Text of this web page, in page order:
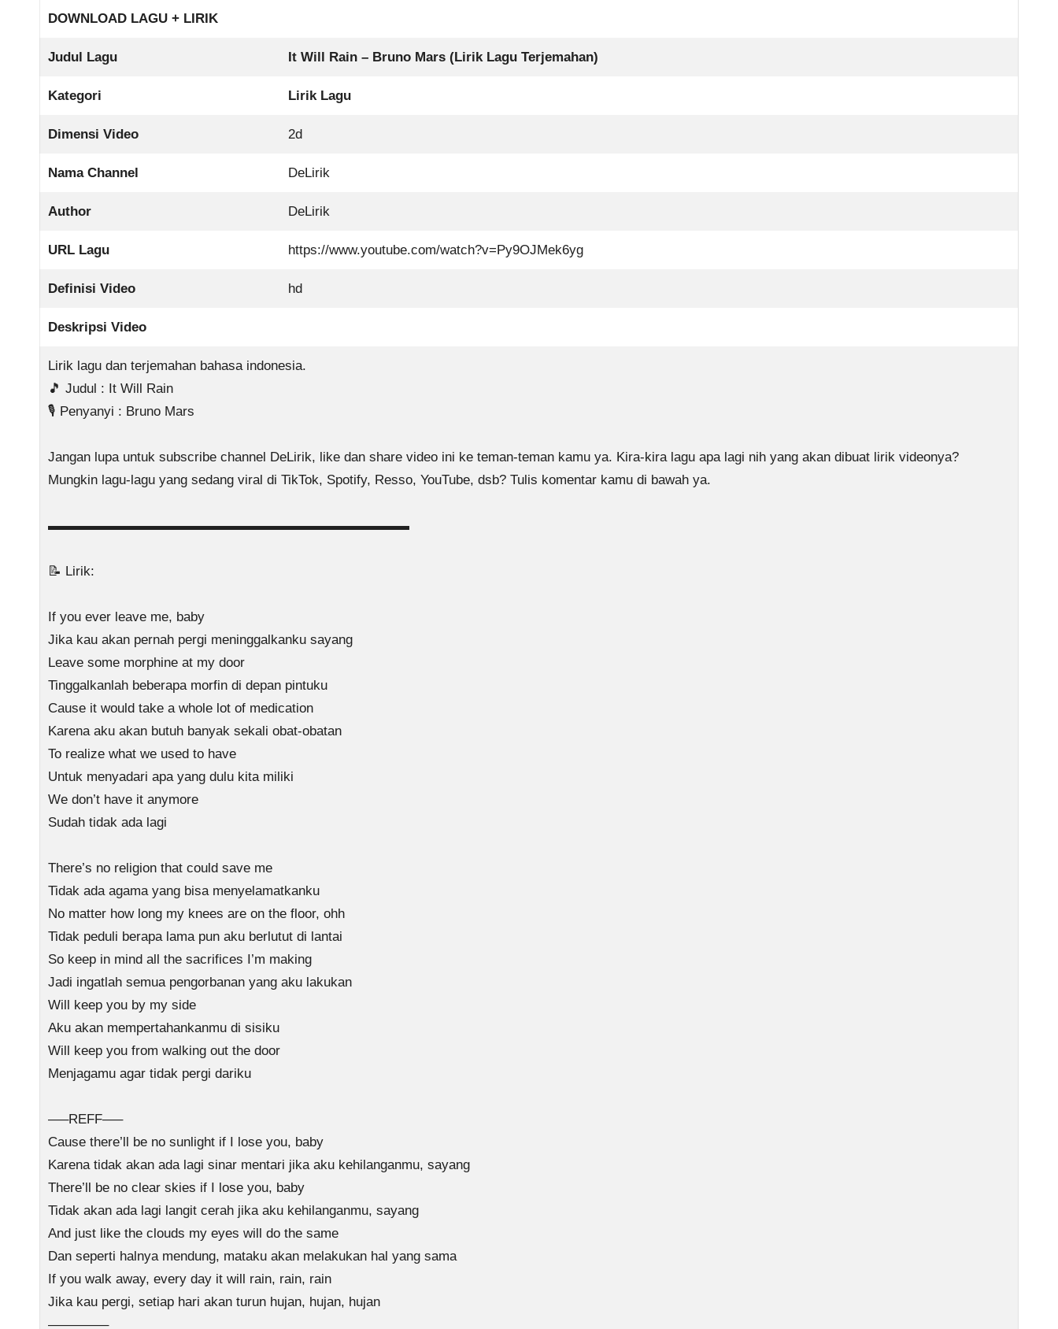
DOWNLOAD LAGU + LIRIK
Judul Lagu It Will Rain – Bruno Mars (Lirik Lagu Terjemahan)
Kategori Lirik Lagu
Dimensi Video 2d
Nama Channel DeLirik
Author DeLirik
URL Lagu https://www.youtube.com/watch?v=Py9OJMek6yg
Definisi Video hd
Deskripsi Video
Lirik lagu dan terjemahan bahasa indonesia.
🎵 Judul : It Will Rain
🎙️ Penyanyi : Bruno Mars
Jangan lupa untuk subscribe channel DeLirik, like dan share video ini ke teman-teman kamu ya. Kira-kira lagu apa lagi nih yang akan dibuat lirik videonya?
Mungkin lagu-lagu yang sedang viral di TikTok, Spotify, Resso, YouTube, dsb? Tulis komentar kamu di bawah ya.
▬▬▬▬▬▬▬▬▬▬▬▬▬▬▬▬▬▬▬▬▬▬▬▬▬▬▬
📝 Lirik:
If you ever leave me, baby
Jika kau akan pernah pergi meninggalkanku sayang
Leave some morphine at my door
Tinggalkanlah beberapa morfin di depan pintuku
Cause it would take a whole lot of medication
Karena aku akan butuh banyak sekali obat-obatan
To realize what we used to have
Untuk menyadari apa yang dulu kita miliki
We don’t have it anymore
Sudah tidak ada lagi
There’s no religion that could save me
Tidak ada agama yang bisa menyelamatkanku
No matter how long my knees are on the floor, ohh
Tidak peduli berapa lama pun aku berlutut di lantai
So keep in mind all the sacrifices I’m making
Jadi ingatlah semua pengorbanan yang aku lakukan
Will keep you by my side
Aku akan mempertahankanmu di sisiku
Will keep you from walking out the door
Menjagamu agar tidak pergi dariku
—–REFF—–
Cause there’ll be no sunlight if I lose you, baby
Karena tidak akan ada lagi sinar mentari jika aku kehilanganmu, sayang
There’ll be no clear skies if I lose you, baby
Tidak akan ada lagi langit cerah jika aku kehilanganmu, sayang
And just like the clouds my eyes will do the same
Dan seperti halnya mendung, mataku akan melakukan hal yang sama
If you walk away, every day it will rain, rain, rain
Jika kau pergi, setiap hari akan turun hujan, hujan, hujan
————–